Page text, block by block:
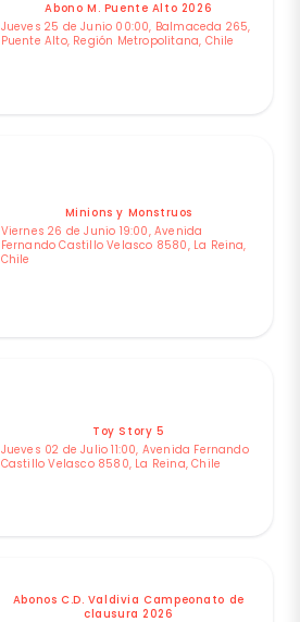
Abono M. Puente Alto 2026
Jueves 25 de Junio 00:00, Balmaceda 265,
Puente Alto, Región Metropolitana, Chile
Minions y Monstruos
Viernes 26 de Junio 19:00, Avenida
Fernando Castillo Velasco 8580, La Reina,
Chile
Toy Story 5
Jueves 02 de Julio 11:00, Avenida Fernando
Castillo Velasco 8580, La Reina, Chile
Abonos C.D. Valdivia Campeonato de
clausura 2026